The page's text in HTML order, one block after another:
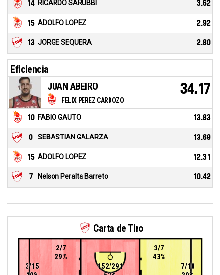
14 RICARDO SARUBBI 3.62
15 ADOLFO LOPEZ 2.92
13 JORGE SEQUERA 2.80
Eficiencia
FELIX PEREZ CARDOZO
JUAN ABEIRO 34.17
10 FABIO GAUTO 13.83
0 SEBASTIAN GALARZA 13.69
15 ADOLFO LOPEZ 12.31
7 Nelson Peralta Barreto 10.42
Carta de Tiro
152/291
3/7
43%
7/18
3/15
2/7
29%